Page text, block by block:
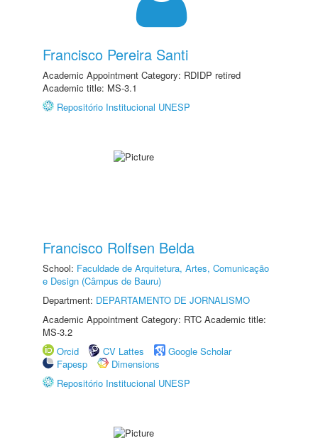
Francisco Pereira Santi
Academic Appointment Category: RDIDP retired
Academic title: MS-3.1
Repositório Institucional UNESP
Francisco Rolfsen Belda
School: Faculdade de Arquitetura, Artes, Comunicação
e Design (Câmpus de Bauru)
Department: DEPARTAMENTO DE JORNALISMO
Academic Appointment Category: RTC Academic title:
MS-3.2
Orcid
CV Lattes
Google Scholar
Fapesp
Dimensions
Repositório Institucional UNESP